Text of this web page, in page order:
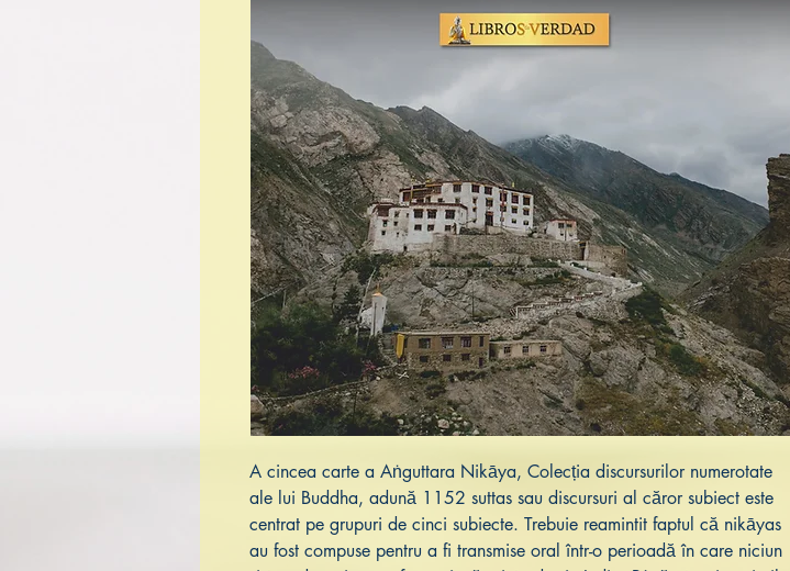
A cincea carte a Aṅguttara Nikāya, Colecția discursurilor numerotate
ale lui Buddha, adună 1152 suttas sau discursuri al căror subiect este
centrat pe grupuri de cinci subiecte. Trebuie reamintit faptul că nikāyas
au fost compuse pentru a fi transmise oral într-o perioadă în care niciun